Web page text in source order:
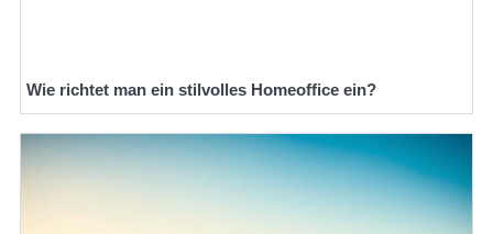
Wie richtet man ein stilvolles Homeoffice ein?